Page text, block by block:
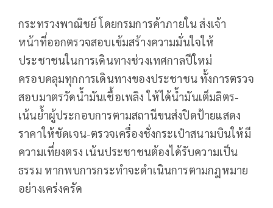
กระทรวงพาณิชย์ โดยกรมการค้าภายใน ส่งเจ้า
หน้าที่ออกตรวจสอบเข้มสร้างความมั่นใจให้
ประชาชนในการเดินทางช่วงเทศกาลปีใหม่
ครอบคลุมทุกการเดินทางของประชาชน ทั้งการตรวจ
สอบมาตรวัดน้ำมันเชื้อเพลิง ให้ได้น้ำมันเต็มลิตร-
เน้นย้ำผู้ประกอบการตามสถานีขนส่งปิดป้ายแสดง
ราคาให้ชัดเจน-ตรวจเครื่องชั่งกระเป๋าสนามบินให้มี
ความเที่ยงตรง เน้นประชาชนต้องได้รับความเป็น
ธรรม หากพบการกระทำจะดำเนินการตามกฎหมาย
อย่างเคร่งครัด